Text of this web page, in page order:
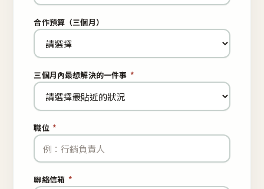
合作預算（三個月）
三個月內最想解決的一件事 *
職位 *
聯絡信箱 *